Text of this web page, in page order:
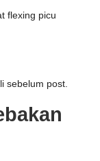
flexing picu
sebelum post.